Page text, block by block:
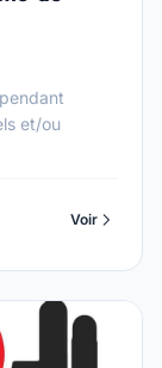
Voir